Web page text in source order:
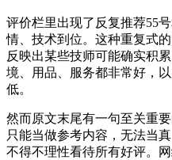
评价栏里出现了反复推荐55
情、技术到位。这种重复式
反映出某些技师可能确实积
境、用品、服务都非常好，
低。
然而原文末尾有一句至关重
只能当做参考内容，无法当
不得不理性看待所有好评。